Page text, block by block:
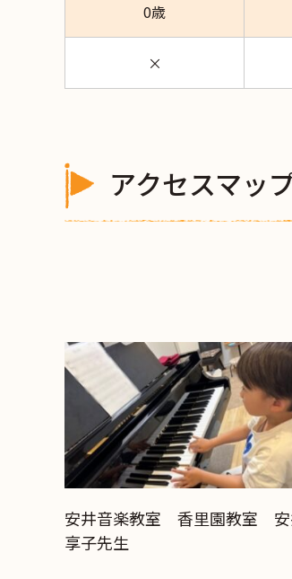
0歳
×
アクセスマッ
安井音楽教室 香里園教室 安
享子先生